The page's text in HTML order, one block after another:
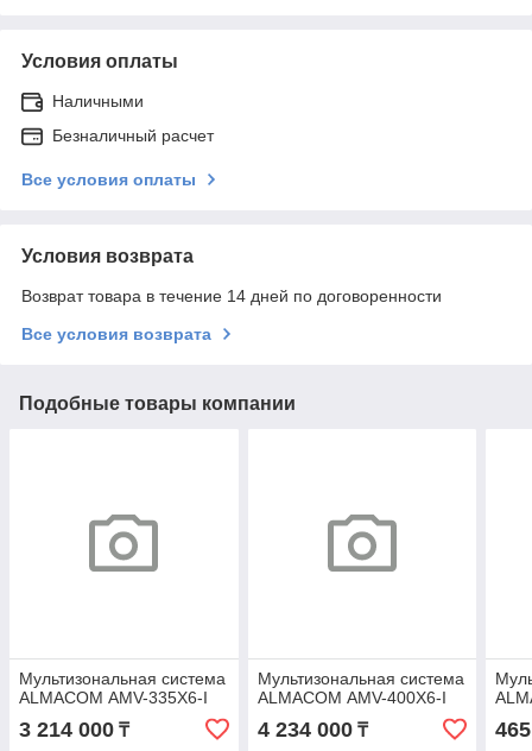
Условия оплаты
Наличными
Безналичный расчет
Все условия оплаты
Условия возврата
Возврат товара в течение 14 дней по договоренности
Все условия возврата
Подобные товары компании
Мультизональная система
ALMACOM АMV-335Х6-I
3 214 000 ₸
Мультизональная система
ALMACOM АMV-400Х6-I
4 234 000₸